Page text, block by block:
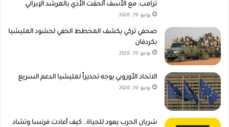
ترامب: مع الأسف ألحقت الأذي بالمرشد الإيراني
يونيو 19, 2026
صحفي تركي يكشف المخطط الخفي لحشود المليشيا
بكردفان
يونيو 19, 2026
الاتحاد الأوروبي يوجه تحذيراً لمليشيا الدعم السريع
يونيو 19, 2026
شريان الحرب يعود للحياة.. كيف أعادت فرنسا وتشاد